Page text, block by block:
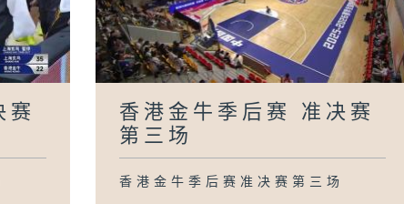
赛
香港金牛季后赛 准决赛
第三场
香港金牛季后赛准决赛第三场